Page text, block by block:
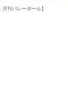
刊バレーボール】